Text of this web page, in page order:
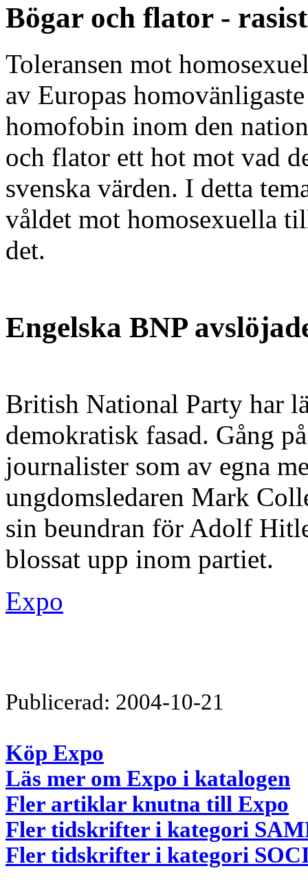
Bögar och flator -
Toleransen mot
av Europas
homofobin inom den
och flator ett hot mot vad
svenska värden. I detta
våldet mot homosexuella
det.
Engelska BNP
British National Party har
demokratisk fasad. Gång
journalister som av egna
ungdomsledaren Mark
sin beundran för Adolf
blossat upp inom partiet.
Expo
Publicerad: 2004-10-21
Köp Expo
Läs mer om Expo i katalogen
Fler artiklar knutna till Expo
Fler tidskrifter i kategori
Fler tidskrifter i kategori